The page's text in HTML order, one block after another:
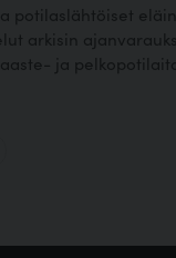
potilaslähtöiset
arkisin
ja